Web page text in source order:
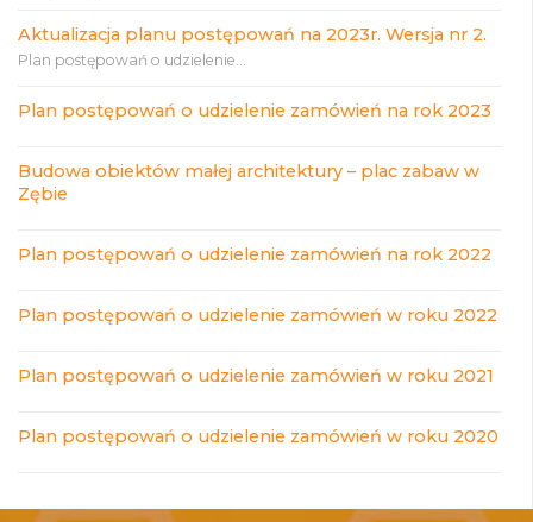
Aktualizacja planu postępowań na 2023r. Wersja nr 2.
Plan postępowań o udzielenie...
Plan postępowań o udzielenie zamówień na rok 2023
Budowa obiektów małej architektury – plac zabaw w
Zębie
Plan postępowań o udzielenie zamówień na rok 2022
Plan postępowań o udzielenie zamówień w roku 2022
Plan postępowań o udzielenie zamówień w roku 2021
Plan postępowań o udzielenie zamówień w roku 2020